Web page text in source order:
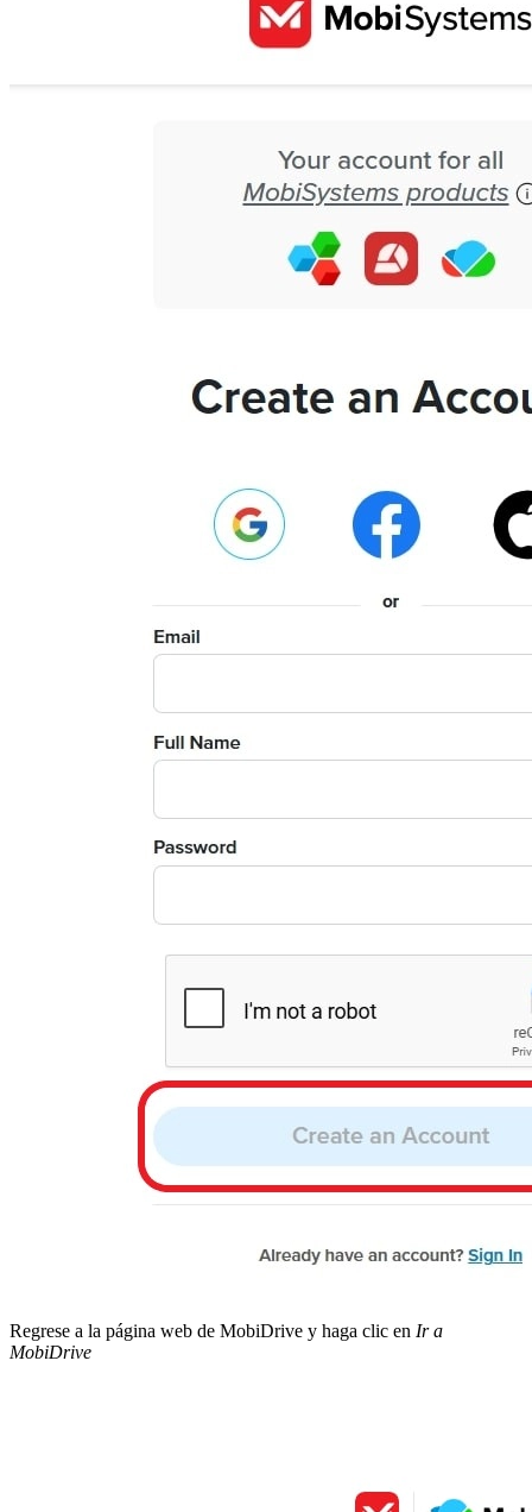
Regrese a la página web de MobiDrive y haga clic en Ir a
MobiDrive